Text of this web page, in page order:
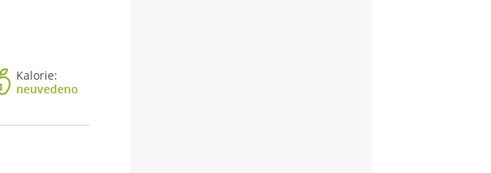
Kalorie:
neuvedeno